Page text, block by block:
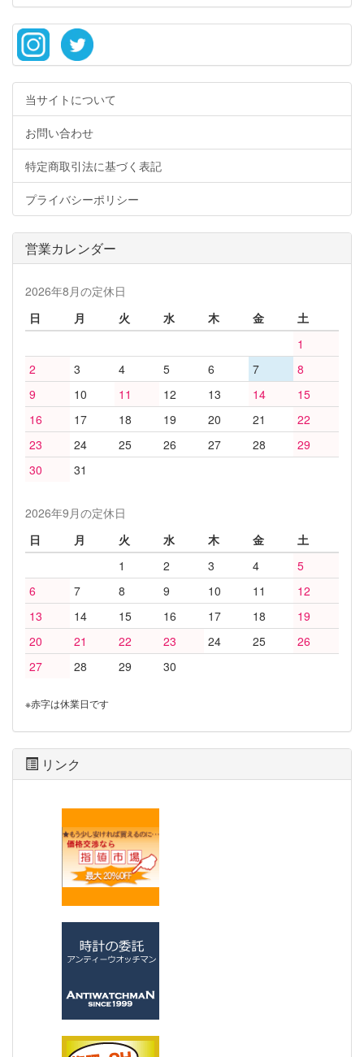
当サイトについて
お問い合わせ
特定商取引法に基づく表記
プライバシーポリシー
営業カレンダー
2026年8月の定休日
日
月 火 水 木 金
土
1
2
3 4 5 6 7
8
9
10 11 12 13 14
15
16
17 18 19 20 21
22
23
24 25 26 27 28
29
30
31
2026年9月の定休日
日
月 火 水 木 金
土
1
2 3 4
5
6
7 8 9 10 11
12
13
14 15 16 17 18
19
20
21 22 23 24 25
26
27
28 29 30
※赤字は休業日です
リンク